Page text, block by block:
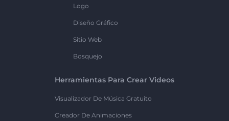
Logo
Diseño Gráfico
Sitio Web
Bosquejo
Herramientas Para Crear Videos
Visualizador De Música Gratuito
Creador De Animaciones